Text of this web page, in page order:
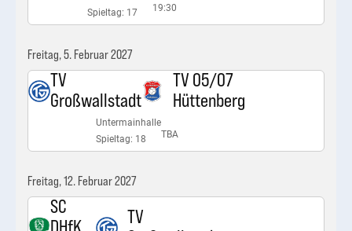
Spieltag: 17
19:30
Freitag, 5. Februar 2027
TV
Großwallstadt
TV 05/07
Hüttenberg
Untermainhalle
Spieltag: 18
TBA
Freitag, 12. Februar 2027
SC
DHfK
TV